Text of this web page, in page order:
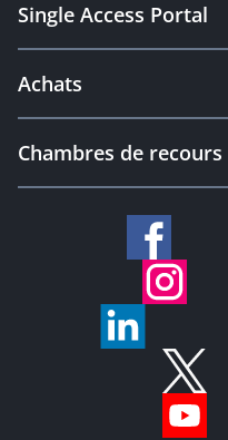
Single Access Portal
Achats
Chambres de recours